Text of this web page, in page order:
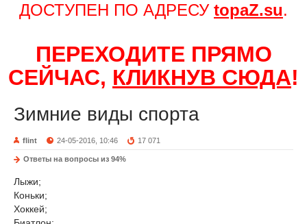
ДОСТУПЕН ПО АДРЕСУ topaZ.su.
ПЕРЕХОДИТЕ ПРЯМО
СЕЙЧАС, КЛИКНУВ СЮДА!
Зимние виды спорта
flint 24-05-2016, 10:46 17 071
Ответы на вопросы из 94%
Лыжи;
Коньки;
Хоккей;